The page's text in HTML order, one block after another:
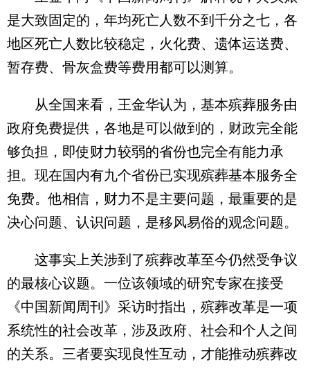
是大致固定的，年均死亡人数不到千分之七，各
地区死亡人数比较稳定，火化费、遗体运送费、
暂存费、骨灰盒费等费用都可以测算。
从全国来看，王金华认为，基本殡葬服务由
政府免费提供，各地是可以做到的，财政完全能
够负担，即使财力较弱的省份也完全有能力承
担。现在国内有九个省份已实现殡葬基本服务全
免费。他相信，财力不是主要问题，最重要的是
决心问题、认识问题，是移风易俗的观念问题。
这事实上关涉到了殡葬改革至今仍然受争议
的最核心议题。一位该领域的研究专家在接受
《中国新闻周刊》采访时指出，殡葬改革是一项
系统性的社会改革，涉及政府、社会和个人之间
的关系。三者要实现良性互动，才能推动殡葬改